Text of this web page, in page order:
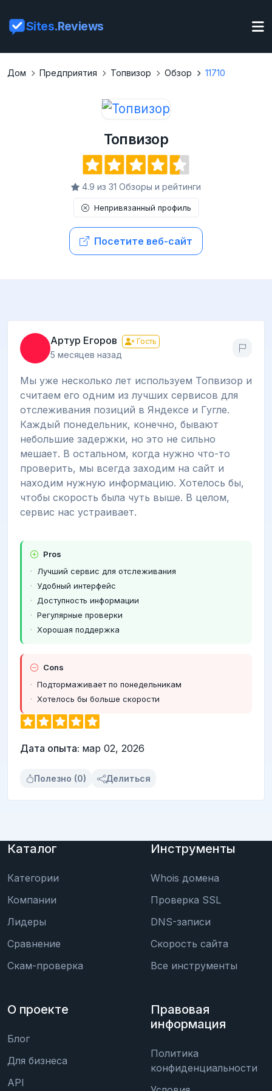
Sites.Reviews
Дом Предприятия Топвизор Обзор 11710
Топвизор
4.9 из 31 Обзоры и рейтинги
Непривязанный профиль
Посетите веб-сайт
Артур Егоров Гость
5 месяцев назад
Мы уже несколько лет используем Топвизор и
считаем его одним из лучших сервисов для
отслеживания позиций в Яндексе и Гугле.
Каждый понедельник, конечно, бывают
небольшие задержки, но это не сильно
мешает. В остальном, когда нужно что-то
проверить, мы всегда заходим на сайт и
находим нужную информацию. Хотелось бы,
чтобы скорость была чуть выше. В целом,
сервис нас устраивает.
Pros
Лучший сервис для отслеживания
Удобный интерфейс
Доступность информации
Регулярные проверки
Хорошая поддержка
Cons
Подтормаживает по понедельникам
Хотелось бы больше скорости
Дата опыта: мар 02, 2026
Полезно (0) Делиться
Каталог
Категории
Компании
Лидеры
Сравнение
Скам-проверка
Инструменты
Whois домена
Проверка SSL
DNS-записи
Скорость сайта
Все инструменты
О проекте
Блог
Для бизнеса
API
Правовая
информация
Политика
конфиденциальности